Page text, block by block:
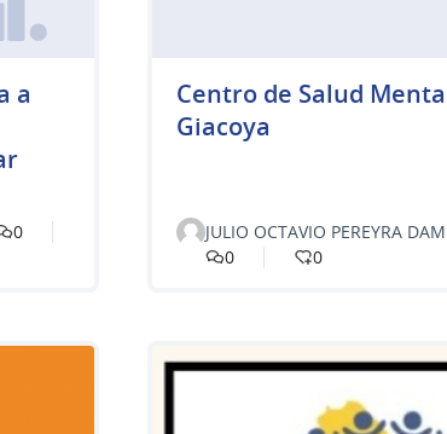
a
0
Centro de Salud
Giacoya
JULIO OCTAVIO PEREYRA
0
0